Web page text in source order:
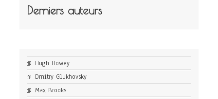
Derniers auteurs
Hugh Howey
Dmitry Glukhovsky
Max Brooks